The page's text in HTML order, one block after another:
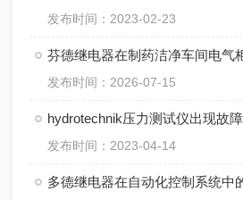
发布时间：2023-02-23
芬德继电器在制药洁净车间电气
发布时间：2026-07-15
hydrotechnik压力测试仪出现故
发布时间：2023-04-14
多德继电器在自动化控制系统中